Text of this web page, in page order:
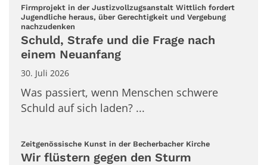
Firmprojekt in der Justizvollzugsanstalt Wittlich fordert
Jugendliche heraus, über Gerechtigkeit und Vergebung
nachzudenken
Schuld, Strafe und die Frage nach
einem Neuanfang
30. Juli 2026
Was passiert, wenn Menschen schwere
Schuld auf sich laden? ...
Zeitgenössische Kunst in der Becherbacher Kirche:
Wir flüstern gegen den Sturm